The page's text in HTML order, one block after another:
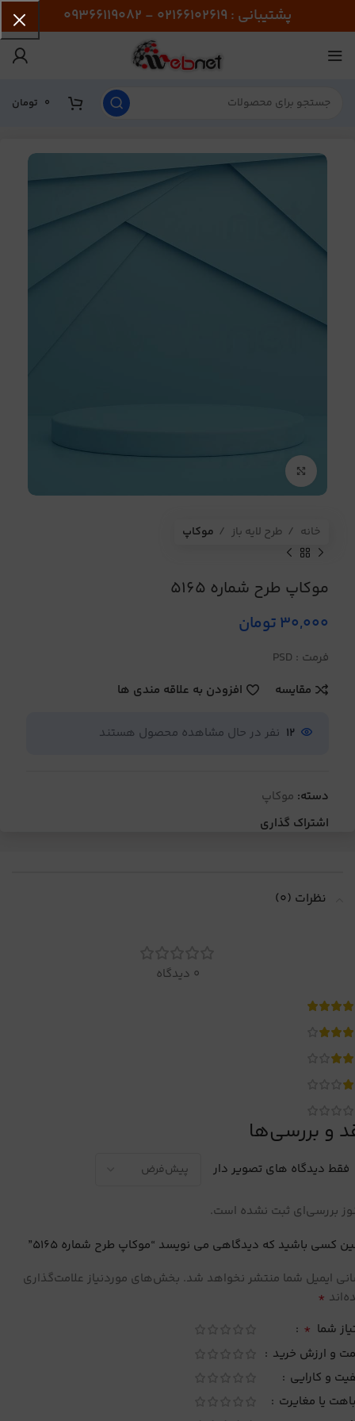
پشتیبانی : 02166102619 - 09366119082
0 تومان
خانه طرح لایه باز موکاپ
موکاپ طرح شماره 5165
30,000تومان
فرمت : PSD
مقایسه
افزودن به علاقه مندی ها
12 نفر در حال مشاهده محصول هستند
دسته: موکاپ
اشتراک گذاری
نظرات (0)
0 دیدگاه
و بررسی‌ها
فقط دیدگاه های تصویر دار
بررسی‌ای ثبت نشده است.
کسی باشید که دیدگاهی می نویسد “موکاپ طرح شماره 5165”
ایمیل شما منتشر نخواهد شد. بخش‌های موردنیاز علامت‌گذاری
*
شما *
و ارزش خرید
و کارایی
یا مغایرت